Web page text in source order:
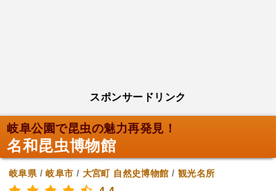
スポンサードリンク
岐阜公園で昆虫の魅力再発見！
名和昆虫博物館
岐阜県/岐阜市 / 大宮町 自然史博物館 / 観光名所